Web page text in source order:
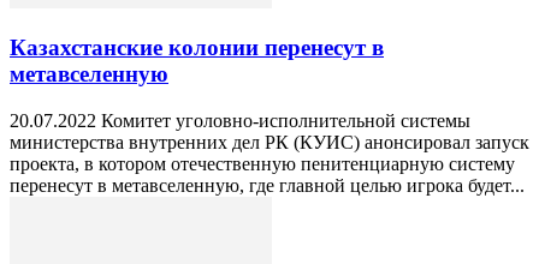
Казахстанские колонии перенесут в
метавселенную
20.07.2022 Комитет уголовно-исполнительной системы
министерства внутренних дел РК (КУИС) анонсировал запуск
проекта, в котором отечественную пенитенциарную систему
перенесут в метавселенную, где главной целью игрока будет...